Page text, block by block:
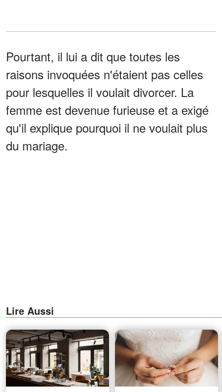
Pourtant, il lui a dit que toutes les
raisons invoquées n'étaient pas celles
pour lesquelles il voulait divorcer. La
femme est devenue furieuse et a exigé
qu'il explique pourquoi il ne voulait plus
du mariage.
Lire Aussi